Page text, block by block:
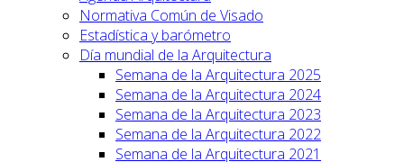
Normativa Común de Visado
Estadística y barómetro
Día mundial de la Arquitectura
Semana de la Arquitectura 2025
Semana de la Arquitectura 2024
Semana de la Arquitectura 2023
Semana de la Arquitectura 2022
Semana de la Arquitectura 2021